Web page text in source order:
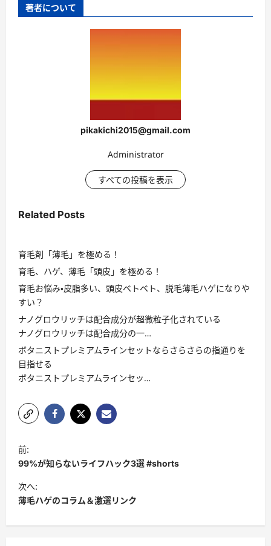
著者について
pikakichi2015@gmail.com
Administrator
すべての投稿を表示
Related Posts
育毛剤「薄毛」を極める！
育毛、ハゲ、薄毛「頭皮」を極める！
育毛お悩み・皮脂多い、頭皮ベトベト、脱毛薄毛ハゲになりや
すい？
ナノグロウリッチは配合成分が超微粒子化されている
ナノグロウリッチは配合成分の一…
ボタニストプレミアムラインセットならさらさらの指通りを
目指せる
ボタニストプレミアムラインセッ…
投
稿
ナ
ビ
前:
99%が知らないライフハック3選 #shorts
次へ:
薄毛ハゲのコラム＆激選リンク